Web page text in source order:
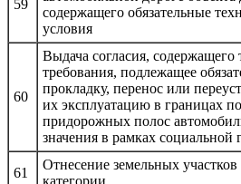
59
содержащего обязательные
условия
60
Выдача согласия, содержащего
требования, подлежащее
прокладку, перенос или
их эксплуатацию в границах
придорожных полос
значения в рамках социальной
61
Отнесение земельных